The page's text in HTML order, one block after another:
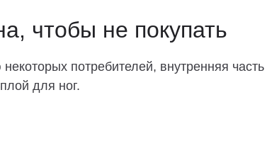
чтобы не покупать
потребителей, внутренняя
для ног.